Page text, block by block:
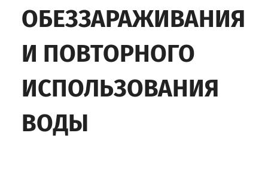
ОБЕЗЗАРАЖИВАНИЯ
И ПОВТОРНОГО
ИСПОЛЬЗОВАНИЯ
ВОДЫ